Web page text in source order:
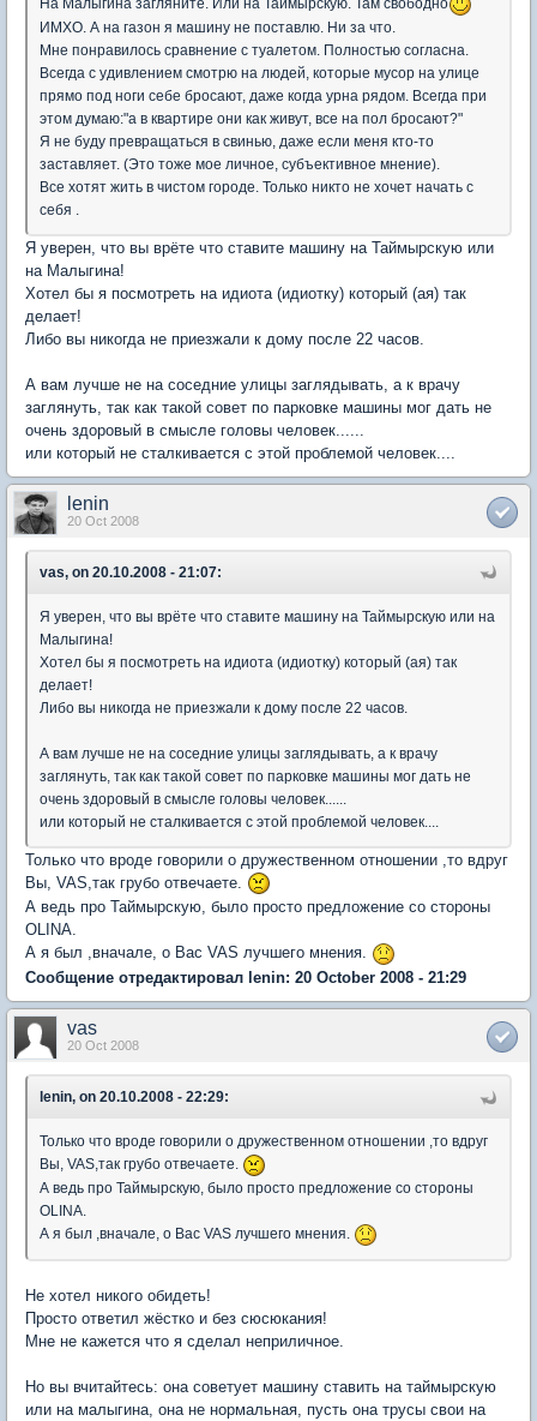
ИМХО. А на газон я машину не поставлю. Ни за что.
Мне понравилось сравнение с туалетом. Полностью согласна.
Всегда с удивлением смотрю на людей, которые мусор на улице
прямо под ноги себе бросают, даже когда урна рядом. Всегда при
этом думаю:"а в квартире они как живут, все на пол бросают?"
Я не буду превращаться в свинью, даже если меня кто-то
заставляет. (Это тоже мое личное, субъективное мнение).
Все хотят жить в чистом городе. Только никто не хочет начать с
себя .
Я уверен, что вы врёте что ставите машину на Таймырскую или
на Малыгина!
Хотел бы я посмотреть на идиота (идиотку) который (ая) так
делает!
Либо вы никогда не приезжали к дому после 22 часов.
А вам лучше не на соседние улицы заглядывать, а к врачу
заглянуть, так как такой совет по парковке машины мог дать не
очень здоровый в смысле головы человек......
или который не сталкивается с этой проблемой человек....
lenin
20 Oct 2008
vas, on 20.10.2008 - 21:07:
Я уверен, что вы врёте что ставите машину на Таймырскую или на
Малыгина!
Хотел бы я посмотреть на идиота (идиотку) который (ая) так
делает!
Либо вы никогда не приезжали к дому после 22 часов.
А вам лучше не на соседние улицы заглядывать, а к врачу
заглянуть, так как такой совет по парковке машины мог дать не
очень здоровый в смысле головы человек......
или который не сталкивается с этой проблемой человек....
Только что вроде говорили о дружественном отношении ,то вдруг
Вы, VAS,так грубо отвечаете.
А ведь про Таймырскую, было просто предложение со стороны
OLINA.
А я был ,вначале, о Вас VAS лучшего мнения.
Сообщение отредактировал lenin: 20 October 2008 - 21:29
vas
20 Oct 2008
lenin, on 20.10.2008 - 22:29:
Только что вроде говорили о дружественном отношении ,то вдруг
Вы, VAS,так грубо отвечаете.
А ведь про Таймырскую, было просто предложение со стороны
OLINA.
А я был ,вначале, о Вас VAS лучшего мнения.
Не хотел никого обидеть!
Просто ответил жёстко и без сюсюкания!
Мне не кажется что я сделал неприличное.
Но вы вчитайтесь: она советует машину ставить на таймырскую
или на малыгина, она не нормальная, пусть она трусы свои на